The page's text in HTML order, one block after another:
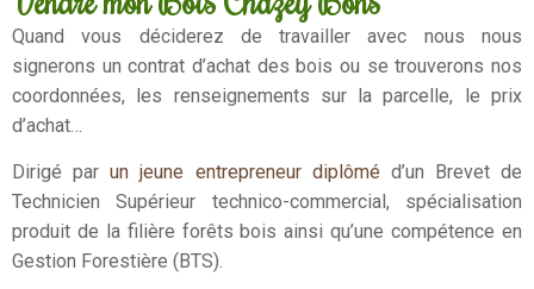
Quand vous déciderez de travailler avec nous nous
signerons un contrat d’achat des bois ou se trouverons nos
coordonnées, les renseignements sur la parcelle, le prix
d’achat…
Dirigé parun jeune entrepreneur diplômé d’un Brevet de
Technicien Supérieur technico-commercial, spécialisation
produit de la filière forêts bois ainsi qu’une compétence en
Gestion Forestière (BTS).